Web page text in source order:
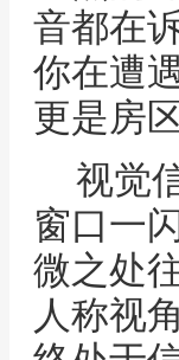
音都在
你在遭
更是房
视觉
窗口一
微之处
人称视